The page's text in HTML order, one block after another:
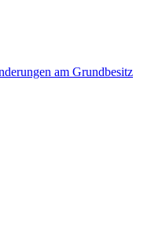
am Grundbesitz